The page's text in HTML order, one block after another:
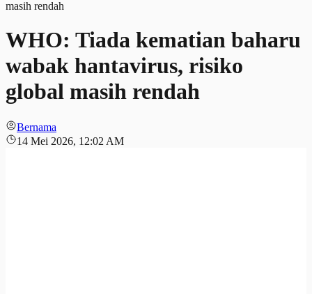
WHO: Tiada kematian baharu
wabak hantavirus, risiko
global masih rendah
Bernama
14 Mei 2026, 12:02 AM